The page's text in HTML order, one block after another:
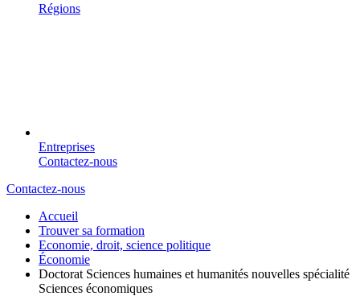
Régions
Entreprises
Contactez-nous
Contactez-nous
Accueil
Trouver sa formation
Economie, droit, science politique
Économie
Doctorat Sciences humaines et humanités nouvelles spécialité
Sciences économiques